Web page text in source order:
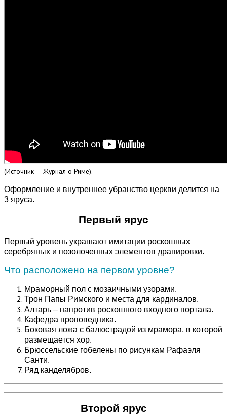
(Источник — Журнал о Риме).
Оформление и внутреннее убранство церкви делится на
3 яруса.
Первый ярус
Первый уровень украшают имитации роскошных
серебряных и позолоченных элементов драпировки.
Что расположено на первом уровне?
Мраморный пол с мозаичными узорами.
Трон Папы Римского и места для кардиналов.
Алтарь – напротив роскошного входного портала.
Кафедра проповедника.
Боковая ложа с балюстрадой из мрамора, в которой
размещается хор.
Брюссельские гобелены по рисункам Рафаэля
Санти.
Ряд канделябров.
Второй ярус